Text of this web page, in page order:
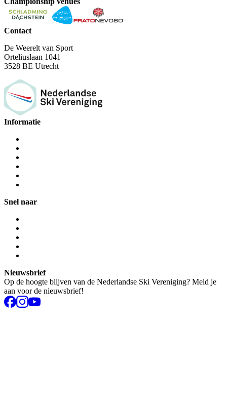
Contact
De Weerelt van Sport
Orteliuslaan 1041
3528 BE Utrecht
Informatie
Snel naar
Nieuwsbrief
Op de hoogte blijven van de Nederlandse Ski Vereniging? Meld je
aan voor de nieuwsbrief!